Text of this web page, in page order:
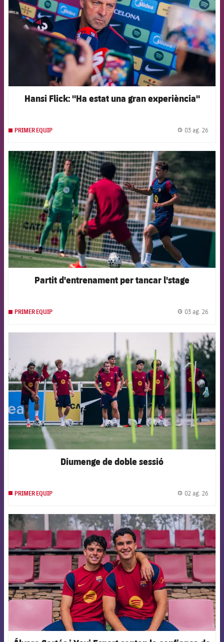
Hansi Flick: "Ha estat una gran experiència"
PRIMER EQUIP 03 ag. 26
FCB Barcelona badge
Partit d'entrenament per tancar l'stage
PRIMER EQUIP 03 ag. 26
Diumenge de doble sessió
PRIMER EQUIP 02 ag. 26
FCB Barcelona badge